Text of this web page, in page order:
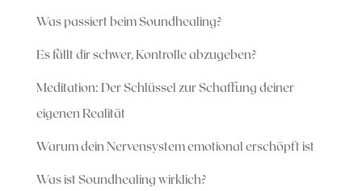
Was passiert beim Soundhealing?
Es fällt dir schwer, Kontrolle abzugeben?
Meditation: Der Schlüssel zur Schaffung deiner
eigenen Realität
Warum dein Nervensystem emotional erschöpft ist
Was ist Soundhealing wirklich?